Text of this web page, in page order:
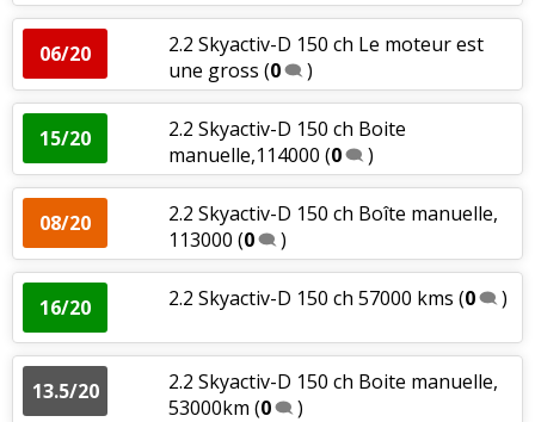
06/20
2.2 Skyactiv-D 150 ch Le moteur est
une gross (0 )
15/20
2.2 Skyactiv-D 150 ch Boite
manuelle,114000 (0 )
08/20
2.2 Skyactiv-D 150 ch Boîte manuelle,
113000 (0 )
16/20 2.2 Skyactiv-D 150 ch 57000 kms (0 )
13.5/20
2.2 Skyactiv-D 150 ch Boite manuelle,
53000km (0 )